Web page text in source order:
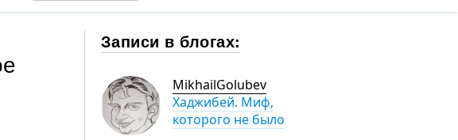
Записи в блогах:
MikhailGolubev
Хаджибей. Миф,
которого не было